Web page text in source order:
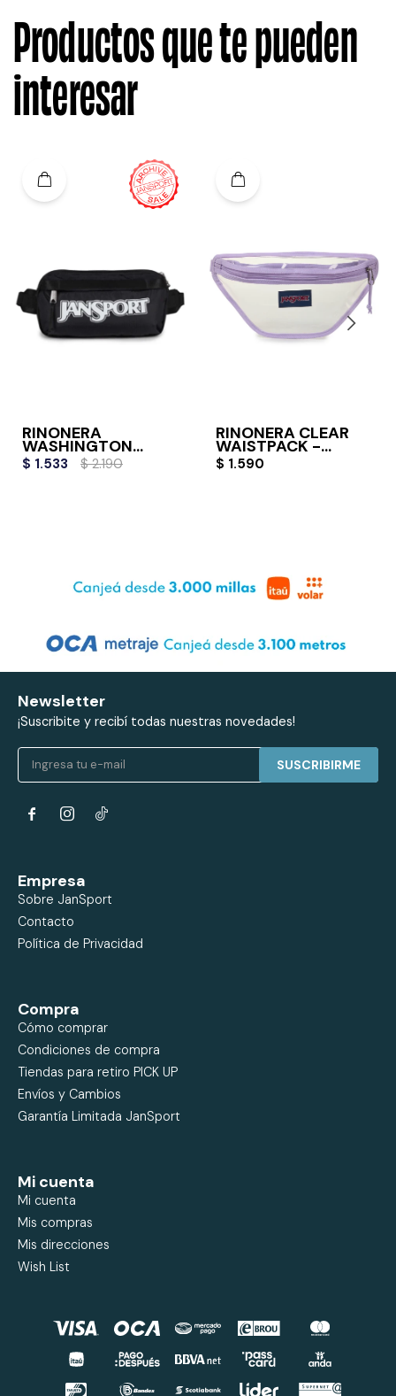
Productos que te pueden
interesar
RIÑONERA
WASHINGTON
WAISTPACK -
BLACK
$ 1.533 $ 2.190
RIÑONERA CLEAR
WAISTPACK -
PASTEL LILAC
$ 1.590
Newsletter
¡Suscribite y recibí todas nuestras novedades!
SUSCRIBIRME
 
Empresa
Sobre JanSport
Contacto
Política de Privacidad
Compra
Cómo comprar
Condiciones de compra
Tiendas para retiro PICK UP
Envíos y Cambios
Garantía Limitada JanSport
Mi cuenta
Mi cuenta
Mis compras
Mis direcciones
Wish List